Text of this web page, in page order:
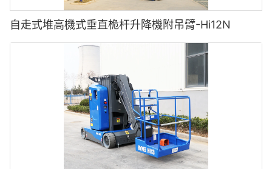
自走式堆高機式垂直桅杆升降機附吊臂-Hi12N